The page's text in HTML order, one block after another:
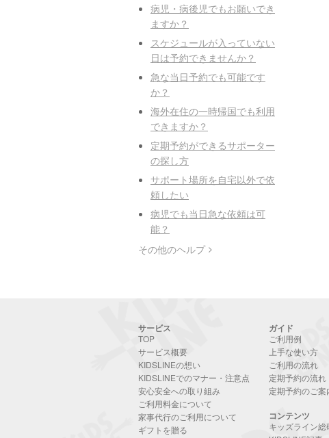
病児・病後児でもお願いでき
ますか？
スケジュールが入っていない
日は予約できませんか？
急な当日予約でも可能です
か？
海外在住の一時帰国でも利用
できますか？
定期予約ができるサポーター
の探し方
サポート場所を自宅以外で依
頼したい
病児でも当日急な依頼は可
能？
その他のヘルプ
サービス
TOP
サービス概要
KIDSLINEの想い
KIDSLINEでのマナー・注意点
安心安全への取り組み
ご利用料金について
家事代行のご利用について
ギフトを贈る
ガイド
ご利用例
上手な使い方
ご利用の流れ
定期予約の流れ
定期予約のご案
コンテンツ
キッズライン総